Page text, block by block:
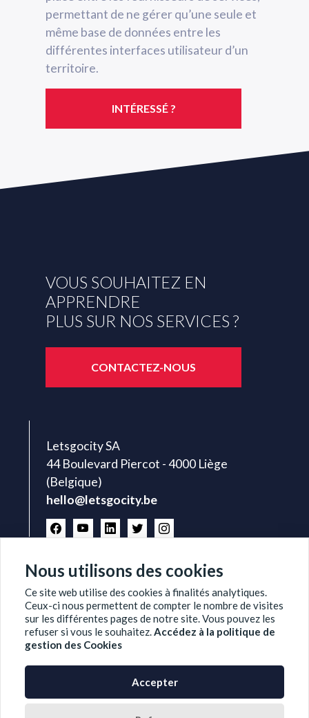
permettant de ne gérer qu’une seule et
même base de données entre les
différentes interfaces utilisateur d’un
territoire.
INTÉRESSÉ ?
VOUS SOUHAITEZ EN
APPRENDRE
PLUS SUR NOS SERVICES ?
CONTACTEZ-NOUS
Letsgocity SA
44 Boulevard Piercot - 4000 Liège
(Belgique)
hello@letsgocity.be
© 2022 LETSGOCITY —
PROTECTION DES DONNÉES—GESTION DES
Nous utilisons des cookies
Ce site web utilise des cookies à finalités analytiques.
Ceux-ci nous permettent de compter le nombre de visites
sur les différentes pages de notre site. Vous pouvez les
refuser si vous le souhaitez.Accédez à la politique de
gestion des Cookies
Accepter